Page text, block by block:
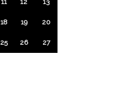
11 12 13
18 19 20
25 26 27